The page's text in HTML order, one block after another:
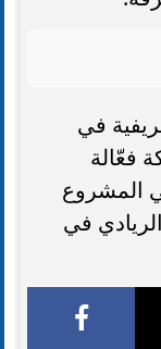
في
فعّالة
المشروع
في